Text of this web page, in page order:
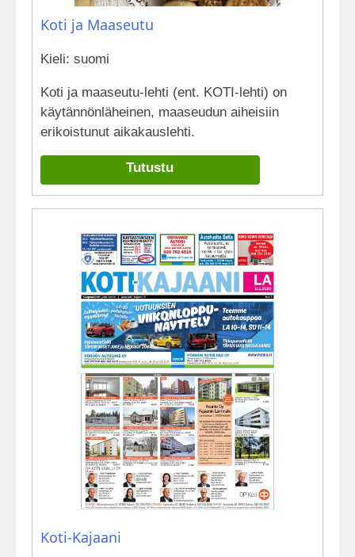
Koti ja Maaseutu
Kieli: suomi
Koti ja maaseutu-lehti (ent. KOTI-lehti) on
käytännönläheinen, maaseudun aiheisiin
erikoistunut aikakauslehti.
Tutustu
Koti-Kajaani